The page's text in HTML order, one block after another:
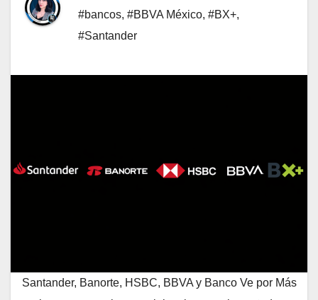
#bancos, #BBVA México, #BX+,
#Santander
Santander, Banorte, HSBC, BBVA y Banco Ve por Más